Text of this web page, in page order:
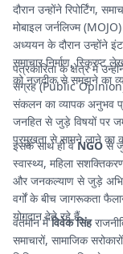
दौरान उन्होंने रिपोर्टिंग,
मोबाइल जर्नलिज्म
अध्ययन के दौरान उन्होंने
समाचार निर्माण, स्क्रिप्ट
को नजदीक से समझने का
पत्रकारिता के क्षेत्र में
संग्रह (Public Opinion),
संकलन का व्यापक अनुभव
जनहित से जुड़े विषयों पर
प्रमुखता से सामने लाने का
इसके साथ ही वेNGOसे
स्वास्थ्य, महिला
और जनकल्याण से जुड़े
वर्गों के बीच जागरूकता
योगदान देते रहे हैं.
वर्तमान मेंविवेक सिंह
समाचारों, सामाजिक